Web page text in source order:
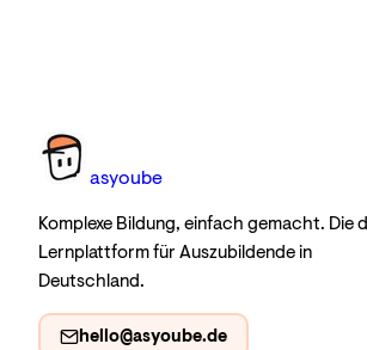
asyoube
Komplexe Bildung, einfach gemacht. Die
Lernplattform für Auszubildende in
Deutschland.
hello@asyoube.de